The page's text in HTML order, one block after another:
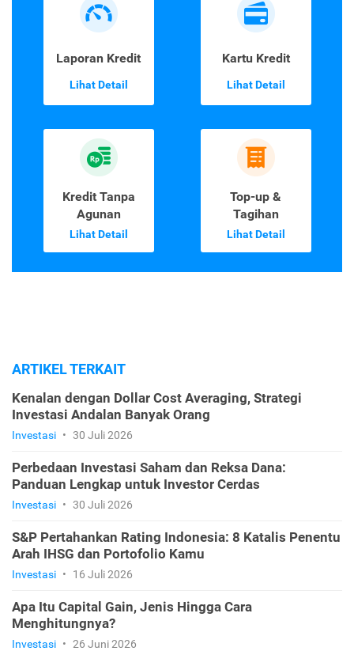
Laporan Kredit
Lihat Detail
Kartu Kredit
Lihat Detail
Kredit Tanpa
Agunan
Lihat Detail
Top-up &
Tagihan
Lihat Detail
ARTIKEL TERKAIT
Kenalan dengan Dollar Cost Averaging, Strategi
Investasi Andalan Banyak Orang
Investasi • 30 Juli 2026
Perbedaan Investasi Saham dan Reksa Dana:
Panduan Lengkap untuk Investor Cerdas
Investasi • 30 Juli 2026
S&P Pertahankan Rating Indonesia: 8 Katalis Penentu
Arah IHSG dan Portofolio Kamu
Investasi • 16 Juli 2026
Apa Itu Capital Gain, Jenis Hingga Cara
Menghitungnya?
Investasi • 26 Juni 2026